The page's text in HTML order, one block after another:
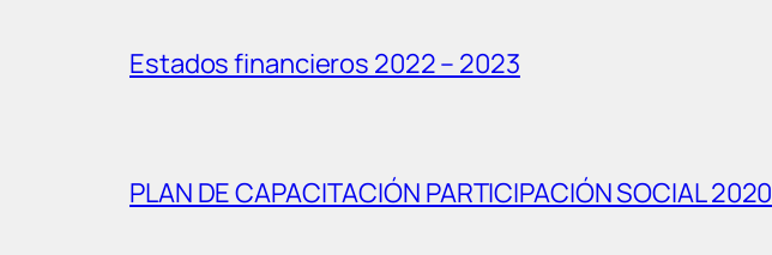
Estados financieros 2022 – 2023
PLAN DE CAPACITACIÓN PARTICIPACIÓN SOCIAL 2020